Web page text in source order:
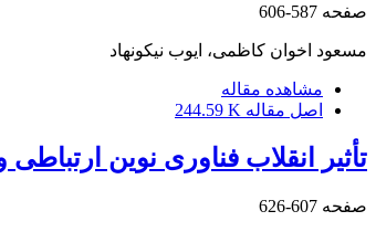
صفحه 587-606
مسعود اخوان کاظمی، ایوب نیکونهاد
مشاهده مقاله
اصل مقاله 244.59 K
تأثیر انقلاب فناوری نوین
صفحه 607-626